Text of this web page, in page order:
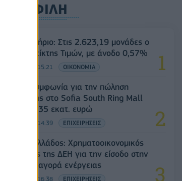
ΔΗΜΟΦΙΛΗ
Χρηματιστήριο: Στις 2.623,19 μονάδες ο
Γενικός Δείκτης Τιμών, με άνοδο 0,57%
07/08/2026 - 15:21 ΟΙΚΟΝΟΜΙΑ
Fourlis: Συμφωνία για την πώληση
συμμετοχής στο Sofia South Ring Mall
έναντι 49,35 εκατ. ευρώ
07/08/2026 - 14:39 ΕΠΙΧΕΙΡΗΣΕΙΣ
Deloitte Ελλάδος: Χρηματοοικονομικός
σύμβουλος της ΔΕΗ για την είσοδο στην
πολωνική αγορά ενέργειας
07/08/2026 - 16:38 ΕΠΙΧΕΙΡΗΣΕΙΣ